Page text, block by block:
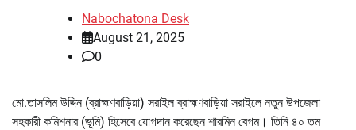
Nabochatona Desk
August 21, 2025
0
মো.তাসলিম উদ্দিন (ব্রাহ্মণবাড়িয়া) সরাইল ব্রাহ্মণবাড়িয়া সরাইলে নতুন উপজেলা
সহকারী কমিশনার (ভূমি) হিসেবে যোগদান করেছেন শারমিন বেগম। তিনি ৪০ তম